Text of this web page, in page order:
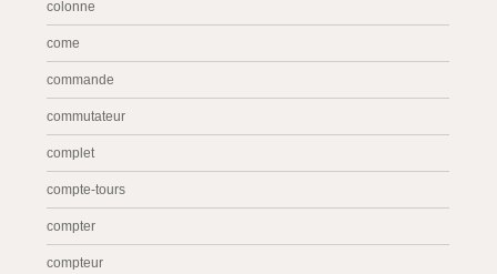
colonne
come
commande
commutateur
complet
compte-tours
compter
compteur